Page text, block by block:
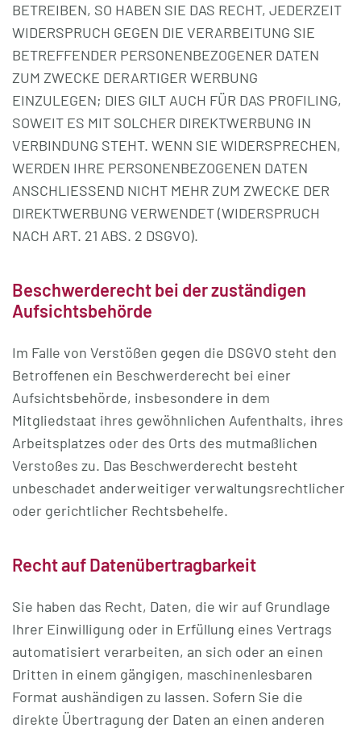
BETREIBEN, SO HABEN SIE DAS RECHT, JEDERZEIT
WIDERSPRUCH GEGEN DIE VERARBEITUNG SIE
BETREFFENDER PERSONENBEZOGENER DATEN
ZUM ZWECKE DERARTIGER WERBUNG
EINZULEGEN; DIES GILT AUCH FÜR DAS PROFILING,
SOWEIT ES MIT SOLCHER DIREKTWERBUNG IN
VERBINDUNG STEHT. WENN SIE WIDERSPRECHEN,
WERDEN IHRE PERSONENBEZOGENEN DATEN
ANSCHLIESSEND NICHT MEHR ZUM ZWECKE DER
DIREKTWERBUNG VERWENDET (WIDERSPRUCH
NACH ART. 21 ABS. 2 DSGVO).
Beschwerde­recht bei der zuständigen
Aufsichts­behörde
Im Falle von Verstößen gegen die DSGVO steht den
Betroffenen ein Beschwerderecht bei einer
Aufsichtsbehörde, insbesondere in dem
Mitgliedstaat ihres gewöhnlichen Aufenthalts, ihres
Arbeitsplatzes oder des Orts des mutmaßlichen
Verstoßes zu. Das Beschwerderecht besteht
unbeschadet anderweitiger verwaltungsrechtlicher
oder gerichtlicher Rechtsbehelfe.
Recht auf Daten­übertrag­barkeit
Sie haben das Recht, Daten, die wir auf Grundlage
Ihrer Einwilligung oder in Erfüllung eines Vertrags
automatisiert verarbeiten, an sich oder an einen
Dritten in einem gängigen, maschinenlesbaren
Format aushändigen zu lassen. Sofern Sie die
direkte Übertragung der Daten an einen anderen